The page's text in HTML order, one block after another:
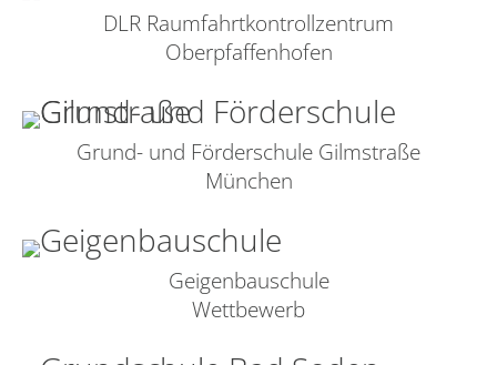
DLR Raumfahrtkontrollzentrum
Oberpfaffenhofen
Grund- und Förderschule Gilmstraße
München
Geigenbauschule
Wettbewerb